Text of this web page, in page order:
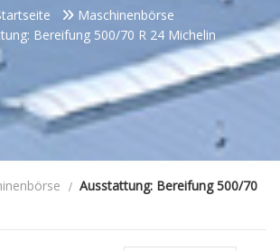
Maschinenbörse
Bereifung 500/70 R 24 Michelin
Ausstattung: Bereifung 500/70